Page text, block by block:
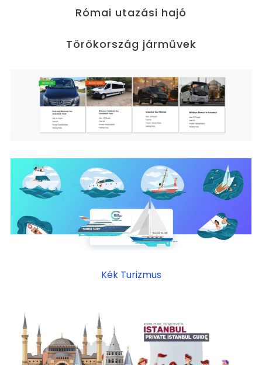
Római utazási hajó
Törökország járművek
Kék Turizmus